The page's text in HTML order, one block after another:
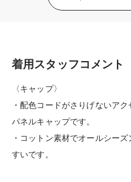
着用スタッフコメント
〈キャップ〉
・配色コードがさりげないア
パネルキャップです。
・コットン素材でオールシー
すいです。